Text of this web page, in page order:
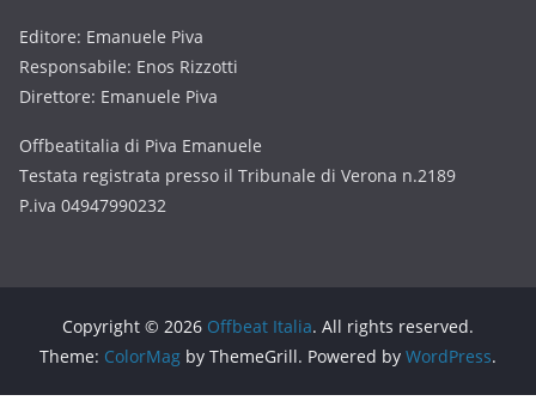
Editore: Emanuele Piva
Responsabile: Enos Rizzotti
Direttore: Emanuele Piva
Offbeatitalia di Piva Emanuele
Testata registrata presso il Tribunale di Verona n.2189
P.iva 04947990232
Copyright © 2026 Offbeat Italia. All rights reserved.
Theme: ColorMag by ThemeGrill. Powered by WordPress.